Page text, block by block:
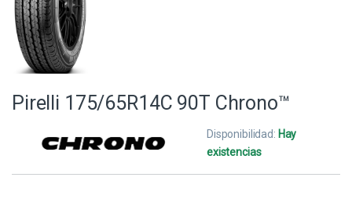
Pirelli 175/65R14C 90T Chrono™
Disponibilidad: Hay
existencias